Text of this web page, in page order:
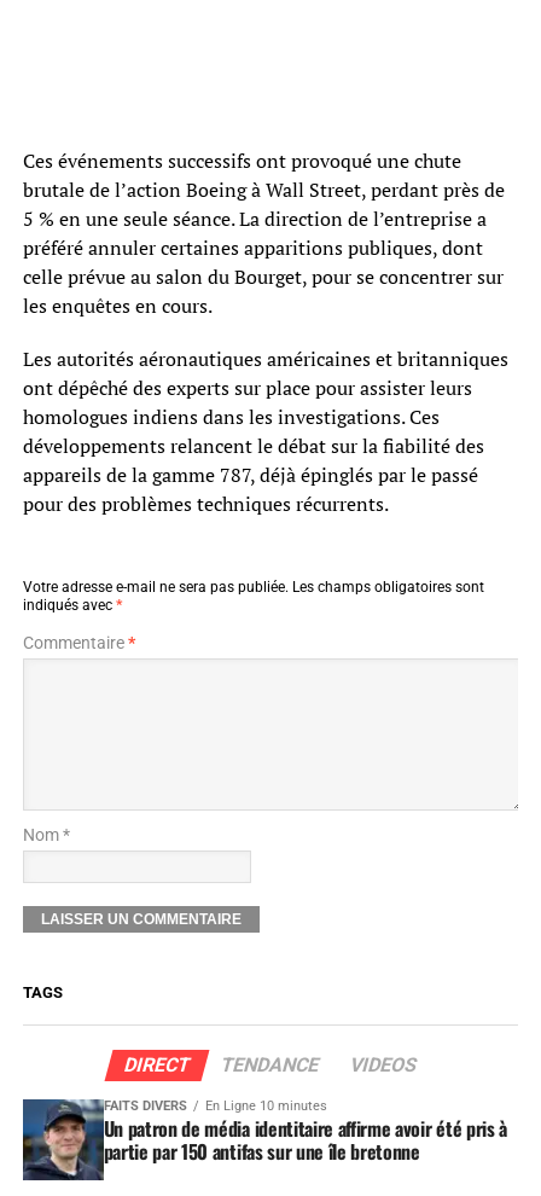
Ces événements successifs ont provoqué une chute
brutale de l’action Boeing à Wall Street, perdant près de
5 % en une seule séance. La direction de l’entreprise a
préféré annuler certaines apparitions publiques, dont
celle prévue au salon du Bourget, pour se concentrer sur
les enquêtes en cours.
Les autorités aéronautiques américaines et britanniques
ont dépêché des experts sur place pour assister leurs
homologues indiens dans les investigations. Ces
développements relancent le débat sur la fiabilité des
appareils de la gamme 787, déjà épinglés par le passé
pour des problèmes techniques récurrents.
Votre adresse e-mail ne sera pas publiée. Les champs obligatoires sont
indiqués avec *
Commentaire*
Nom *
TAGS
DIRECT TENDANCE VIDEOS
FAITS DIVERS En Ligne 10 minutes
Un patron de média identitaire affirme avoir été pris à
partie par 150 antifas sur une île bretonne